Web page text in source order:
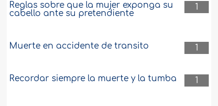
1
Reglas sobre que la mujer exponga su
cabello ante su pretendiente
1
Muerte en accidente de transito
1
Recordar siempre la muerte y la tumba